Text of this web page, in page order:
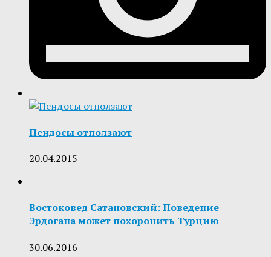
Пендосы отползают
20.04.2015
Востоковед Сатановский: Поведение
Эрдогана может похоронить Турцию
30.06.2016